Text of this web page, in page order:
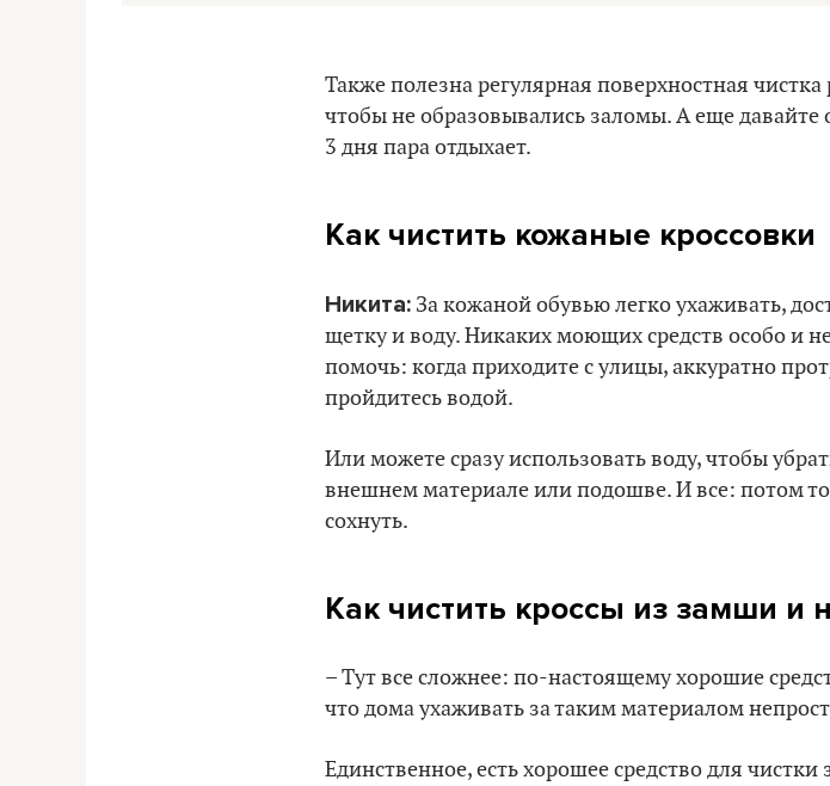
Также полезна регулярная поверхностная
чтобы не образовывались заломы. А еще
3 дня пара отдыхает.
Как чистить кожаные кроссовки
Никита: За кожаной обувью легко ухаживать,
щетку и воду. Никаких моющих средств особо и
помочь: когда приходите с улицы, аккуратно
пройдитесь водой.
Или можете сразу использовать воду, чтобы
внешнем материале или подошве. И все: потом
сохнуть.
Как чистить кроссы из замши и
– Тут все сложнее: по-настоящему хорошие
что дома ухаживать за таким материалом
Единственное, есть хорошее средство для